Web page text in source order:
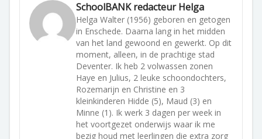
SchoolBANK redacteur Helga
Helga Walter (1956) geboren en getogen
in Enschede. Daarna lang in het midden
van het land gewoond en gewerkt. Op dit
moment, alleen, in de prachtige stad
Deventer. Ik heb 2 volwassen zonen
Haye en Julius, 2 leuke schoondochters,
Rozemarijn en Christine en 3
kleinkinderen Hidde (5), Maud (3) en
Minne (1). Ik werk 3 dagen per week in
het voortgezet onderwijs waar ik me
bezig houd met leerlingen die extra zorg